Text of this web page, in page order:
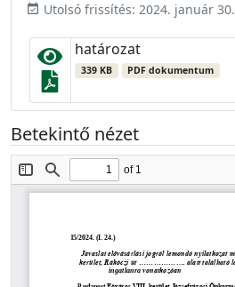
event_available Utolsó frissítés: 2024. január 30.
határozat
339 KB PDF dokumentum
Betekintő nézet